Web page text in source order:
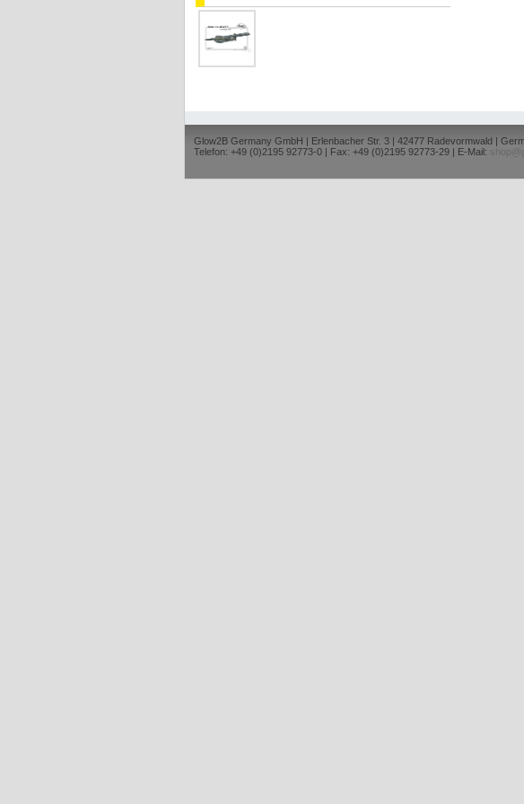
Glow2B Germany GmbH | Erlenbacher Str. 3 | 42477 Radevormwald |
Telefon: +49 (0)2195 92773-0 | Fax: +49 (0)2195 92773-29 | E-Mail: